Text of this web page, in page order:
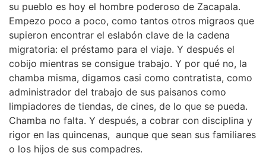
su pueblo es hoy el hombre poderoso de Zacapala.
Empezo poco a poco, como tantos otros migraos que
supieron encontrar el eslabón clave de la cadena
migratoria: el préstamo para el viaje. Y después el
cobijo mientras se consigue trabajo. Y por qué no, la
chamba misma, digamos casi como contratista, como
administrador del trabajo de sus paisanos como
limpiadores de tiendas, de cines, de lo que se pueda.
Chamba no falta. Y después, a cobrar con disciplina y
rigor en las quincenas, aunque que sean sus familiares
o los hijos de sus compadres.